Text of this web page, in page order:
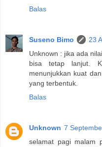
Balas
Suseno Bimo
23
Unknown : jika ada
bisa tetap lanjut.
menunjukkan kuat
yang terbentuk.
Balas
Unknown 7
selamat pagi malam